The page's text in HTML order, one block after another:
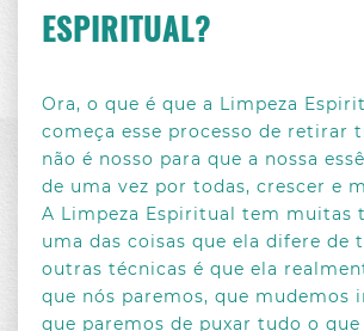
ESPIRITUAL?
Ora, o que é que a Limpeza
começa esse processo de retirar
não é nosso para que a nossa
de uma vez por todas, crescer e
A Limpeza Espiritual tem muitas
uma das coisas que ela difere de
outras técnicas é que ela
que nós paremos, que mudemos
que paremos de puxar tudo o que